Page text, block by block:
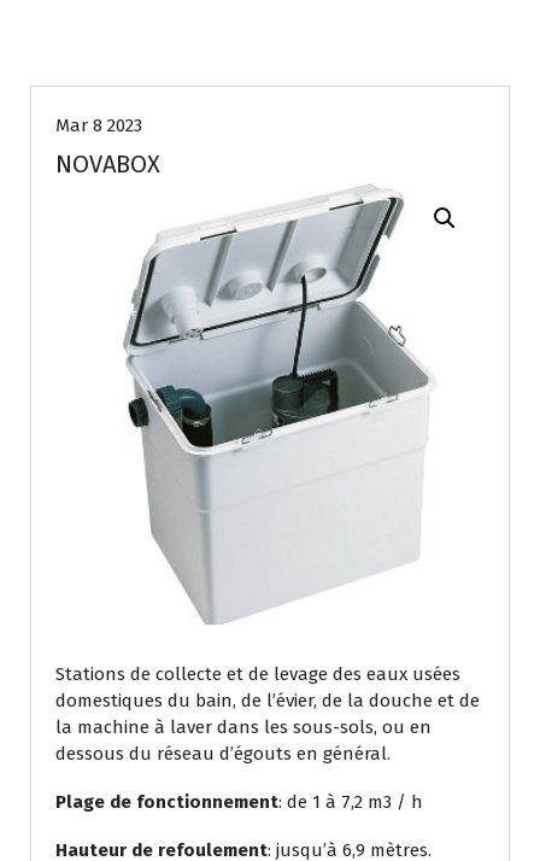
Mar 8 2023
NOVABOX
Stations de collecte et de levage des eaux usées
domestiques du bain, de l’évier, de la douche et de
la machine à laver dans les sous-sols, ou en
dessous du réseau d’égouts en général.
Plage de fonctionnement: de 1 à 7,2 m3 / h
Hauteur de refoulement: jusqu’à 6,9 mètres.